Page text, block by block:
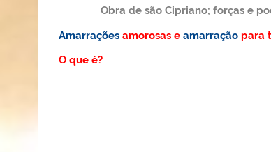
Obra de são Cipriano; forças e
Amarrações amorosas eamarração para
O que é?